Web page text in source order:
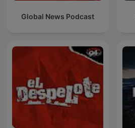
Global News Podcast